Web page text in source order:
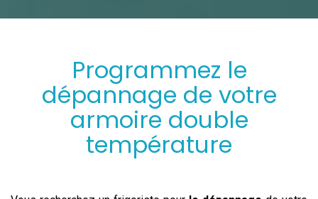
Programmez le
dépannage de votre
armoire double
température